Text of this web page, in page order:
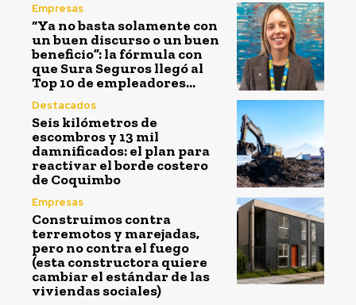
Empresas
“Ya no basta solamente con
un buen discurso o un buen
beneficio”: la fórmula con
que Sura Seguros llegó al
Top 10 de empleadores...
Destacados
Seis kilómetros de
escombros y 13 mil
damnificados: el plan para
reactivar el borde costero
de Coquimbo
Empresas
Construimos contra
terremotos y marejadas,
pero no contra el fuego
(esta constructora quiere
cambiar el estándar de las
viviendas sociales)